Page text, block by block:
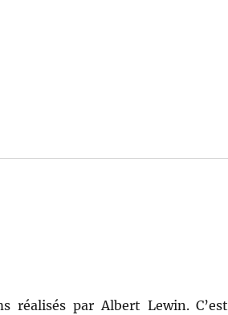
réalisés par Albert Lewin. C’est